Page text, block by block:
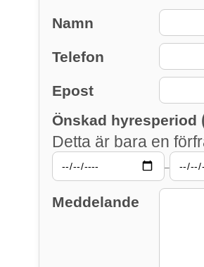
Namn
Telefon
Epost
Önskad hyresperiod
Detta är bara en
–
Meddelande